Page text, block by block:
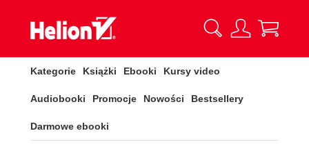
Kategorie Książki Ebooki Kursy video
Audiobooki Promocje Nowości Bestsellery
Darmowe ebooki